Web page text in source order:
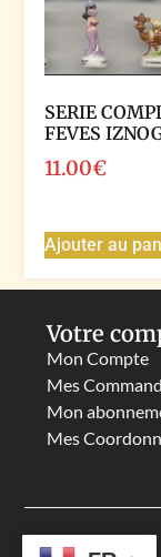
SERIE
FEVES
11.00€
Ajouter au
Votre
Mon Compte
Mes
Mon
Mes